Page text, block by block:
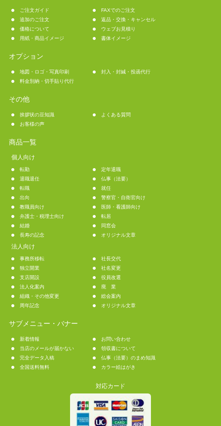
ご注文ガイド
FAXでのご注文
追加のご注文
返品・交換・キャンセル
価格について
ウェブお見積り
用紙・商品イメージ
書体イメージ
オプション
地図・ロゴ・写真印刷
封入・封緘・投函代行
料金別納・切手貼り代行
その他
挨拶状の豆知識
よくある質問
お客様の声
商品一覧
個人向け
転勤
定年退職
退職退任
仏事（法要）
転職
就任
出向
警察官・自衛官向け
教職員向け
医師・看護師向け
弁護士・税理士向け
転居
結婚
同窓会
長寿の記念
オリジナル文章
法人向け
事務所移転
社長交代
独立開業
社名変更
支店開設
役員改選
法人化案内
廃 業
組織・その他変更
総会案内
周年記念
オリジナル文章
サブメニュー・バナー
新着情報
お問い合わせ
当店のメールが届かない
領収書について
完全データ入稿
仏事（法要）のまめ知識
全国送料無料
カラー絵はがき
対応カード